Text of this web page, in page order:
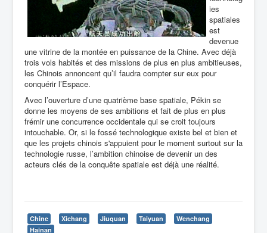
ies
spatiales
est
devenue
une vitrine de la montée en puissance de la Chine. Avec déjà
trois vols habités et des missions de plus en plus ambitieuses,
les Chinois annoncent qu’il faudra compter sur eux pour
conquérir l’Espace.
Avec l’ouverture d’une quatrième base spatiale, Pékin se
donne les moyens de ses ambitions et fait de plus en plus
frémir une concurrence occidentale qui se croit toujours
intouchable. Or, si le fossé technologique existe bel et bien et
que les projets chinois s'appuient pour le moment surtout sur la
technologie russe, l’ambition chinoise de devenir un des
acteurs clés de la conquête spatiale est déjà une réalité.
Chine Xichang Jiuquan Taiyuan
Wenchang
Hainan